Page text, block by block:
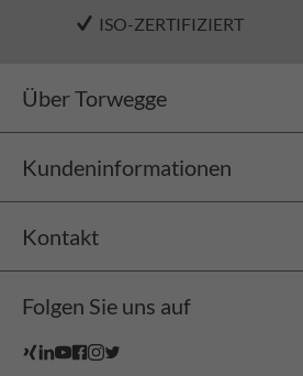
ISO-ZERTIFIZIERT
Über Torwegge
Kundeninformationen
Kontakt
Folgen Sie uns auf